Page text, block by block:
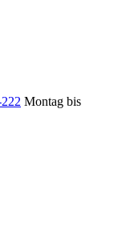
Montag bis